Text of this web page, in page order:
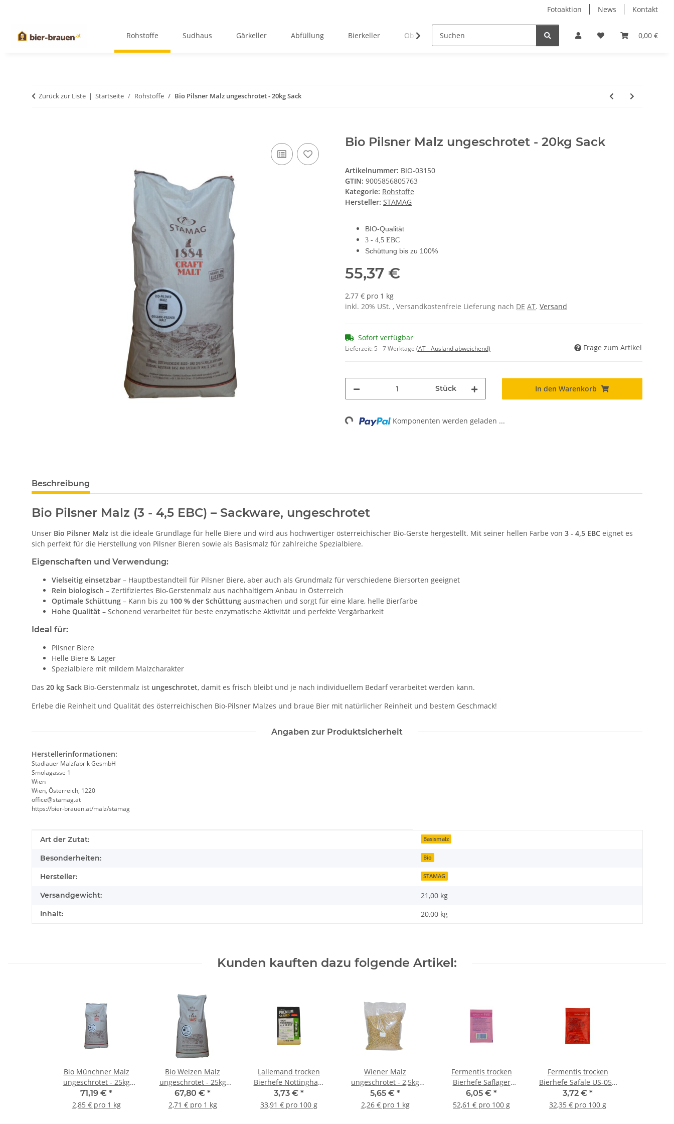
Fotoaktion News Kontakt
0,00 €
Rohstoffe Sudhaus Gärkeller Abfüllung Bierkeller Obstverarbeitung Nützliches Ersatzteile
Zurück zur Liste Startseite Rohstoffe Bio Pilsner Malz ungeschrotet - 20kg Sack
Bio Pilsner Malz ungeschrotet - 20kg Sack
Artikelnummer: BIO-03150
GTIN: 9005856805763
Kategorie: Rohstoffe
Hersteller: STAMAG
BIO-Qualität
3 - 4,5 EBC
Schüttung bis zu 100%
55,37 €
2,77 € pro 1 kg
inkl. 20% USt. , Versandkostenfreie Lieferung nach DE AT. Versand
Sofort verfügbar
Lieferzeit: 5 - 7 Werktage (AT - Ausland abweichend) Frage zum Artikel
Stück In den Warenkorb
Loading... Komponenten werden geladen ...
Beschreibung
Bio Pilsner Malz (3 - 4,5 EBC) – Sackware, ungeschrotet
Unser Bio Pilsner Malz ist die ideale Grundlage für helle Biere und wird aus hochwertiger österreichischer Bio-Gerste hergestellt. Mit seiner hellen Farbe von 3 - 4,5 EBC eignet es
sich perfekt für die Herstellung von Pilsner Bieren sowie als Basismalz für zahlreiche Spezialbiere.
Eigenschaften und Verwendung:
Vielseitig einsetzbar – Hauptbestandteil für Pilsner Biere, aber auch als Grundmalz für verschiedene Biersorten geeignet
Rein biologisch – Zertifiziertes Bio-Gerstenmalz aus nachhaltigem Anbau in Österreich
Optimale Schüttung – Kann bis zu 100 % der Schüttung ausmachen und sorgt für eine klare, helle Bierfarbe
Hohe Qualität – Schonend verarbeitet für beste enzymatische Aktivität und perfekte Vergärbarkeit
Ideal für:
Pilsner Biere
Helle Biere & Lager
Spezialbiere mit mildem Malzcharakter
Das 20 kg Sack Bio-Gerstenmalz ist ungeschrotet, damit es frisch bleibt und je nach individuellem Bedarf verarbeitet werden kann.
Erlebe die Reinheit und Qualität des österreichischen Bio-Pilsner Malzes und braue Bier mit natürlicher Reinheit und bestem Geschmack!
Angaben zur Produktsicherheit
Herstellerinformationen:
Stadlauer Malzfabrik GesmbH
Smolagasse 1
Wien
Wien, Österreich, 1220
office@stamag.at
https://bier-brauen.at/malz/stamag
Produkteigenschaft
Wert
Art der Zutat: Basismalz
Besonderheiten: Bio
Hersteller: STAMAG
Versandgewicht: 21,00 kg
Inhalt: 20,00 kg
Kunden kauften dazu folgende Artikel:
Bio Münchner Malz
ungeschrotet - 25kg
Sack
71,19 € *
2,85 € pro 1 kg
Bio Weizen Malz
ungeschrotet - 25kg
Sack
67,80 € *
2,71 € pro 1 kg
Lallemand trocken
Bierhefe Nottingham
Ale - 11g
3,73 € *
33,91 € pro 100 g
Wiener Malz
ungeschrotet - 2,5kg
Beutel
5,65 € *
2,26 € pro 1 kg
Fermentis trocken
Bierhefe Saflager
W34/70 - 11,5g
6,05 € *
52,61 € pro 100 g
Fermentis trocken
Bierhefe Safale US-05 -
11,5g
3,72 € *
32,35 € pro 100 g